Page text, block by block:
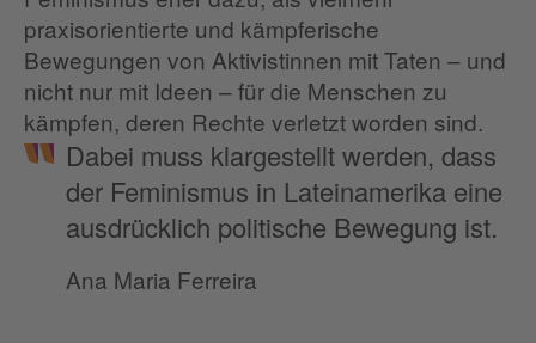
praxisorientierte und kämpferische
Bewegungen von Aktivistinnen mit Taten – und
nicht nur mit Ideen – für die Menschen zu
kämpfen, deren Rechte verletzt worden sind.
Dabei muss klargestellt werden, dass
der Feminismus in Lateinamerika eine
ausdrücklich politische Bewegung ist.
Ana Maria Ferreira